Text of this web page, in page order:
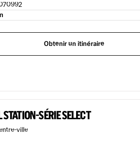
Obtenir un itinéraire
SÉRIE SELECT
ville